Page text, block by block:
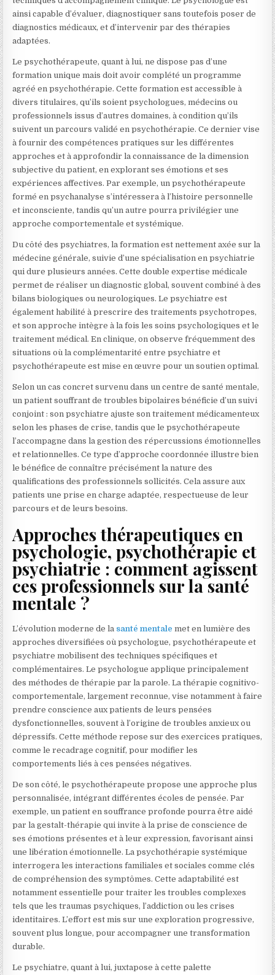
ainsi capable d’évaluer, diagnostiquer sans toutefois poser de
diagnostics médicaux, et d’intervenir par des thérapies
adaptées.
Le psychothérapeute, quant à lui, ne dispose pas d’une
formation unique mais doit avoir complété un programme
agréé en psychothérapie. Cette formation est accessible à
divers titulaires, qu’ils soient psychologues, médecins ou
professionnels issus d’autres domaines, à condition qu’ils
suivent un parcours validé en psychothérapie. Ce dernier vise
à fournir des compétences pratiques sur les différentes
approches et à approfondir la connaissance de la dimension
subjective du patient, en explorant ses émotions et ses
expériences affectives. Par exemple, un psychothérapeute
formé en psychanalyse s’intéressera à l’histoire personnelle
et inconsciente, tandis qu’un autre pourra privilégier une
approche comportementale et systémique.
Du côté des psychiatres, la formation est nettement axée sur la
médecine générale, suivie d’une spécialisation en psychiatrie
qui dure plusieurs années. Cette double expertise médicale
permet de réaliser un diagnostic global, souvent combiné à des
bilans biologiques ou neurologiques. Le psychiatre est
également habilité à prescrire des traitements psychotropes,
et son approche intègre à la fois les soins psychologiques et le
traitement médical. En clinique, on observe fréquemment des
situations où la complémentarité entre psychiatre et
psychothérapeute est mise en œuvre pour un soutien optimal.
Selon un cas concret survenu dans un centre de santé mentale,
un patient souffrant de troubles bipolaires bénéficie d’un suivi
conjoint : son psychiatre ajuste son traitement médicamenteux
selon les phases de crise, tandis que le psychothérapeute
l’accompagne dans la gestion des répercussions émotionnelles
et relationnelles. Ce type d’approche coordonnée illustre bien
le bénéfice de connaître précisément la nature des
qualifications des professionnels sollicités. Cela assure aux
patients une prise en charge adaptée, respectueuse de leur
parcours et de leurs besoins.
Approches thérapeutiques en
psychologie, psychothérapie et
psychiatrie : comment agissent
ces professionnels sur la santé
mentale ?
L’évolution moderne de la santé mentale met en lumière des
approches diversifiées où psychologue, psychothérapeute et
psychiatre mobilisent des techniques spécifiques et
complémentaires. Le psychologue applique principalement
des méthodes de thérapie par la parole. La thérapie cognitivo-
comportementale, largement reconnue, vise notamment à faire
prendre conscience aux patients de leurs pensées
dysfonctionnelles, souvent à l’origine de troubles anxieux ou
dépressifs. Cette méthode repose sur des exercices pratiques,
comme le recadrage cognitif, pour modifier les
comportements liés à ces pensées négatives.
De son côté, le psychothérapeute propose une approche plus
personnalisée, intégrant différentes écoles de pensée. Par
exemple, un patient en souffrance profonde pourra être aidé
par la gestalt-thérapie qui invite à la prise de conscience de
ses émotions présentes et à leur expression, favorisant ainsi
une libération émotionnelle. La psychothérapie systémique
interrogera les interactions familiales et sociales comme clés
de compréhension des symptômes. Cette adaptabilité est
notamment essentielle pour traiter les troubles complexes
tels que les traumas psychiques, l’addiction ou les crises
identitaires. L’effort est mis sur une exploration progressive,
souvent plus longue, pour accompagner une transformation
durable.
Le psychiatre, quant à lui, juxtapose à cette palette